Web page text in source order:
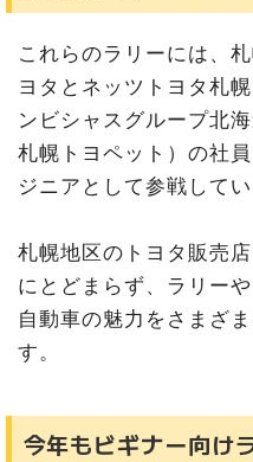
これらのラリーには、
ヨタとネッツトヨタ札
ンビシャスグループ北
札幌トヨペット）の社
ジニアとして参戦してい
札幌地区のトヨタ販売
にとどまらず、ラリー
自動車の魅力をさまざ
す。
今年もビギナー向け